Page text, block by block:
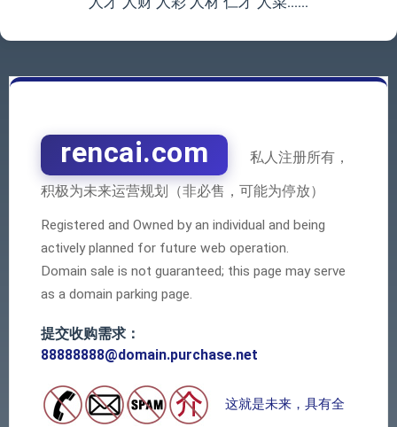
rencai.com
私人注册所有，
积极为未来运营规划（非必售，可能为停放）
Registered and Owned by an individual and being
actively planned for future web operation.
Domain sale is not guaranteed; this page may serve
as a domain parking page.
提交收购需求：
88888888@domain.purchase.net
这就是未来，具有全